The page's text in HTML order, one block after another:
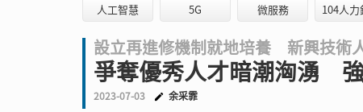
人工智慧 5G 微服務 104人
設立再進修機制就地培養 新興技術
爭奪優秀人才暗潮洶湧
2023-07-03 余采霏